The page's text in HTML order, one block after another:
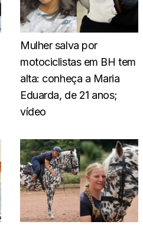
Mulher salva por
motociclistas em BH tem
alta: conheça a Maria
Eduarda, de 21 anos;
vídeo